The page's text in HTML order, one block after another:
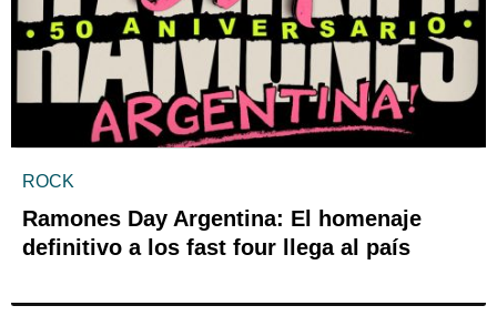
ROCK
Ramones Day Argentina: El homenaje
definitivo a los fast four llega al país